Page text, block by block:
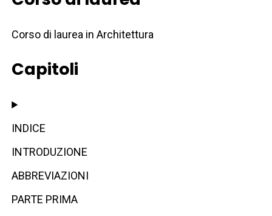
Corso di laurea in Architettura
Capitoli
INDICE
INTRODUZIONE
ABBREVIAZIONI
PARTE PRIMA